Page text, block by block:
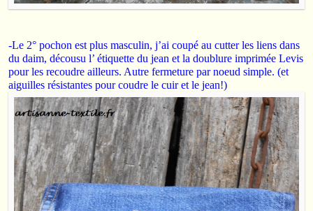
-Le 2° pochon est plus masculin, j’ai coupé au cutter les liens dans
du daim, décousu l’ étiquette du jean et la doublure imprimée Levis
pour les recoudre ailleurs. Autre fermeture par noeud simple. (et
aiguilles résistantes pour coudre le cuir et le jean!)